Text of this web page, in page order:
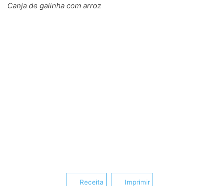
Canja de galinha com arroz
Receita Imprimir